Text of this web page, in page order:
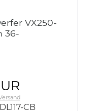
VX250-
36-
CB